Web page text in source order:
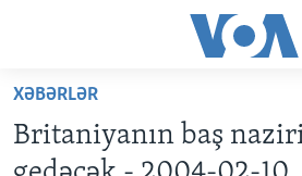
Skip
main
content
PROQRAMLAR
XƏBƏRLƏR
Britaniyanın baş